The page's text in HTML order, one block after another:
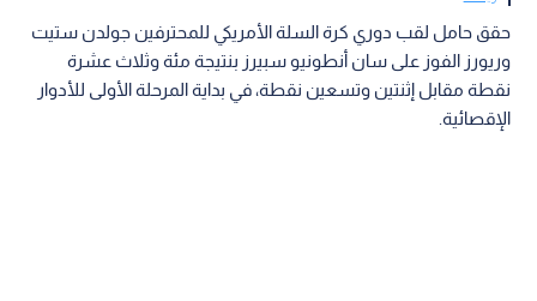
حقق حامل لقب دوري كرة السلة الأمريكي للمحترفين جولدن ستيت
وريورز الفوز على سان أنطونيو سبيرز بنتيجة مئة وثلاث عشرة
نقطة مقابل إثنتين وتسعين نقطة، في بداية المرحلة الأولى للأدوار
الإقصائية.